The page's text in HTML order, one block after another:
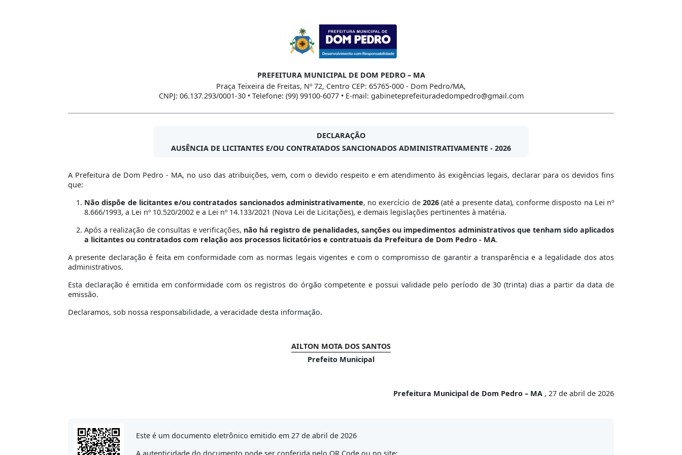
PREFEITURA MUNICIPAL DE DOM PEDRO – MA
Praça Teixeira de Freitas, Nº 72, Centro CEP: 65765-000 - Dom Pedro/MA,
CNPJ: 06.137.293/0001-30 • Telefone: (99) 99100-6077 • E-mail: gabineteprefeituradedompedro@gmail.com
DECLARAÇÃO
AUSÊNCIA DE LICITANTES E/OU CONTRATADOS SANCIONADOS ADMINISTRATIVAMENTE - 2026
A Prefeitura de Dom Pedro - MA, no uso das atribuições, vem, com o devido respeito e em atendimento às exigências legais, declarar para os devidos fins
que:
Não dispõe de licitantes e/ou contratados sancionados administrativamente, no exercício de 2026(até a presente data), conforme disposto na Lei nº
8.666/1993, a Lei nº 10.520/2002 e a Lei nº 14.133/2021 (Nova Lei de Licitações), e demais legislações pertinentes à matéria.
Após a realização de consultas e verificações, não há registro de penalidades, sanções ou impedimentos administrativos que tenham sido aplicados
a licitantes ou contratados com relação aos processos licitatórios e contratuais da Prefeitura de Dom Pedro - MA.
A presente declaração é feita em conformidade com as normas legais vigentes e com o compromisso de garantir a transparência e a legalidade dos atos
administrativos.
Esta declaração é emitida em conformidade com os registros do órgão competente e possui validade pelo período de 30 (trinta) dias a partir da data de
emissão.
Declaramos, sob nossa responsabilidade, a veracidade desta informação.
AILTON MOTA DOS SANTOS
Prefeito Municipal
Prefeitura Municipal de Dom Pedro – MA , 27 de abril de 2026
Este é um documento eletrônico emitido em 27 de abril de 2026